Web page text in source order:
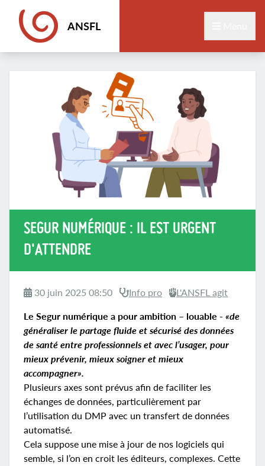
ANSFL
SEGUR NUMÉRIQUE : IL EST URGENT
D'ATTENDRE
30 juin 2025 08:50 Info pro L'ANSFL agit
Le Segur numérique a pour ambition – louable - «de
généraliser le partage fluide et sécurisé des données
de santé entre professionnels et avec l’usager, pour
mieux prévenir, mieux soigner et mieux
accompagner».
Plusieurs axes sont prévus afin de faciliter les
échanges de données, particulièrement par
l’utilisation du DMP avec un transfert de données
automatisé.
Cela suppose une mise à jour de nos logiciels qui
semble, si l’on en croit les éditeurs, complexes. Cette